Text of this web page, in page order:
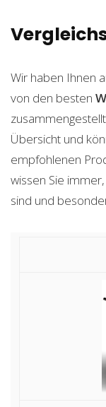
Wir haben Ihnen
von den besten
Übersicht und
empfohlenen
wissen Sie
sind und